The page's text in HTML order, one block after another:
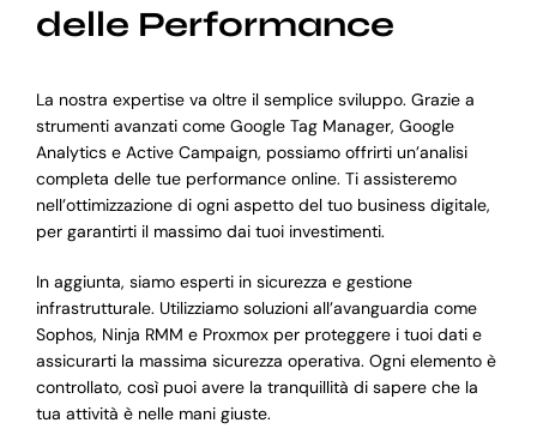
delle Performance
La nostra expertise va oltre il semplice sviluppo. Grazie a
strumenti avanzati come Google Tag Manager, Google
Analytics e Active Campaign, possiamo offrirti un’analisi
completa delle tue performance online. Ti assisteremo
nell’ottimizzazione di ogni aspetto del tuo business digitale,
per garantirti il massimo dai tuoi investimenti.
In aggiunta, siamo esperti in sicurezza e gestione
infrastrutturale. Utilizziamo soluzioni all’avanguardia come
Sophos, Ninja RMM e Proxmox per proteggere i tuoi dati e
assicurarti la massima sicurezza operativa. Ogni elemento è
controllato, così puoi avere la tranquillità di sapere che la
tua attività è nelle mani giuste.